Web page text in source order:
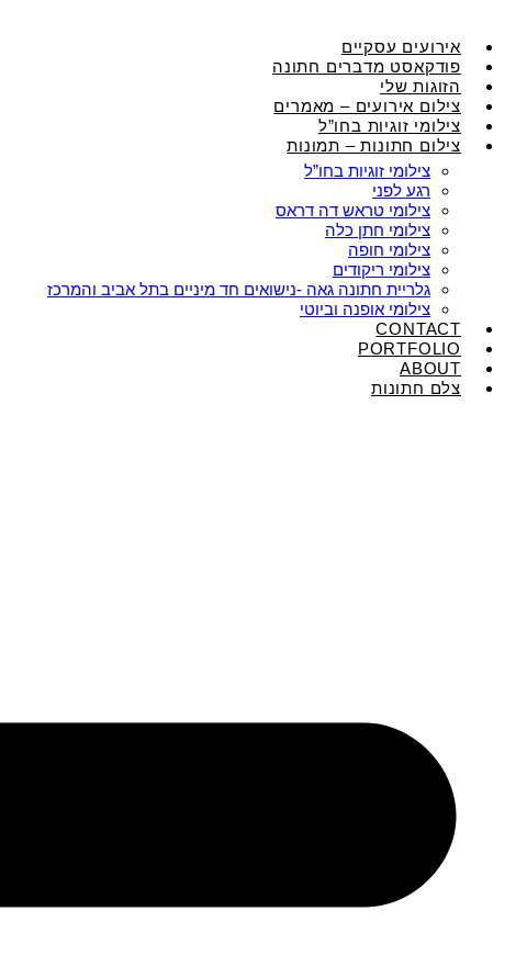
אירועים עסקיים
פודקאסט מדברים חתונה
הזוגות שלי
צילום אירועים – מאמרים
צילומי זוגיות בחו”ל
צילום חתונות – תמונות
צילומי זוגיות בחו”ל
רגע לפני
צילומי טראש דה דראס
צילומי חתן כלה
צילומי חופה
צילומי ריקודים
גלריית חתונה גאה -נישואים חד מיניים בתל אביב והמרכז
צילומי אופנה וביוטי
CONTACT
PORTFOLIO
ABOUT
צלם חתונות